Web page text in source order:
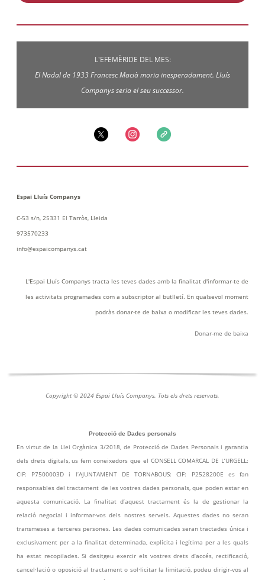
L'EFEMÈRIDE DEL MES:
El Nadal de 1933 Francesc Macià moria inesperadament. Lluís
Companys seria el seu successor.
Espai Lluís Companys
C-53 s/n, 25331 El Tarròs, Lleida
973570233
info@espaicompanys.cat
L'Espai Lluís Companys tracta les teves dades amb la finalitat d'informar-te de
les activitats programades com a subscriptor al butlletí. En qualsevol moment
podràs donar-te de baixa o modificar les teves dades.
Donar-me de baixa
Copyright © 2024 Espai Lluís Companys. Tots els drets reservats.
Protecció de Dades personals
En virtut de la Llei Orgànica 3/2018, de Protecció de Dades Personals i garantia
dels drets digitals, us fem coneixedors que el CONSELL COMARCAL DE L’URGELL:
CIF: P7500003D i l’AJUNTAMENT DE TORNABOUS: CIF: P2528200E es fan
responsables del tractament de les vostres dades personals, que poden estar en
aquesta comunicació. La finalitat d’aquest tractament és la de gestionar la
relació negocial i informar-vos dels nostres serveis. Aquestes dades no seran
transmeses a terceres persones. Les dades comunicades seran tractades única i
exclusivament per a la finalitat determinada, explícita i legítima per a les quals
ha estat recopilades. Si desitgeu exercir els vostres drets d’accés, rectificació,
cancel·lació o oposició al tractament o sol·licitar la limitació, podeu dirigir-vos al